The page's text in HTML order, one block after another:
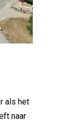
als het
naar